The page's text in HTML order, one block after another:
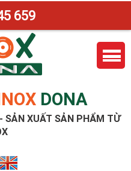
DONA
SẢN XUẤT SẢN PHẨM TỪ
659